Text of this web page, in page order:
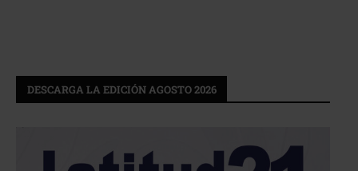
DESCARGA LA EDICIÓN AGOSTO 2026